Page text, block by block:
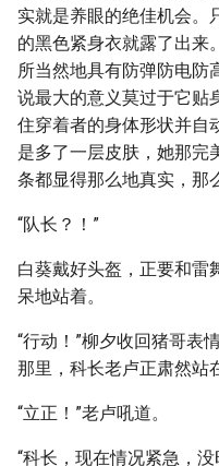
实就是养眼的绝佳机会。
的黑色紧身衣就露了出来
所当然地具有防弹防电防
说最大的意义莫过于它贴
住穿着者的身体形状并自
是多了一层皮肤，她那完
条都显得那么地真实，那
“队长？！”
白葵戴好头盔，正要和雷
呆地站着。
“行动！”柳夕收回猪哥表
那里，科长老卢正肃然站
“立正！”老卢吼道。
“科长，现在情况紧急，没